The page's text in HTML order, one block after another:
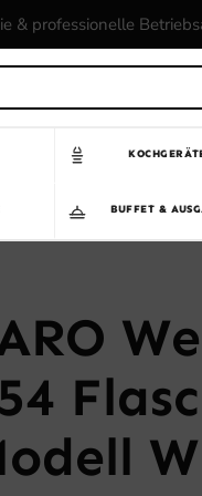
& professionelle
BUFFET &